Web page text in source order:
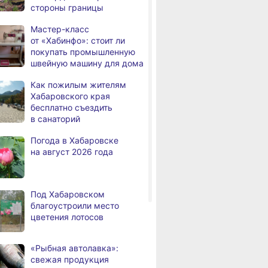
Олеси
ВИТРИНА
от «Хабинфо»: стоит ли
покупать промышленную
с инвалидностью
в Хабаровском крае
Магнитные бури,
радиационный фон и пробки
Какой сегодня день: День
маяка
в этом году подали свыше
100 тысяч заявлений
медалями «За спасение
на пожаре»
по нацпроекту капитально
ремонтируют кровлю Дома
культуры
стороны границы
Мастер-класс
от «Хабинфо»: стоит ли
покупать промышленную
швейную машину для дома
Как пожилым жителям
Хабаровского края
бесплатно съездить
в санаторий
Погода в Хабаровске
на август 2026 года
Под Хабаровском
благоустроили место
цветения лотосов
«Рыбная автолавка»:
свежая продукция